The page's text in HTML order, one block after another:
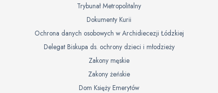
Trybunał Metropolitalny
Dokumenty Kurii
Ochrona danych osobowych w Archidiecezji Łódzkiej
Delegat Biskupa ds. ochrony dzieci i młodzieży
Zakony męskie
Zakony żeńskie
Dom Księży Emerytów